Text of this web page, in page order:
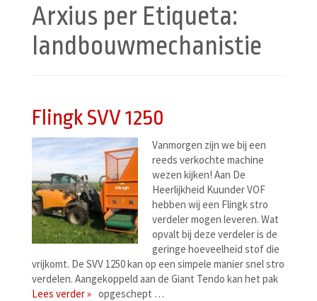
Arxius per Etiqueta:
landbouwmechanistie
Flingk SVV 1250
Vanmorgen zijn we bij een
reeds verkochte machine
wezen kijken! Aan De
Heerlijkheid Kuunder VOF
hebben wij een Flingk stro
verdeler mogen leveren. Wat
opvalt bij deze verdeler is de
geringe hoeveelheid stof die
vrijkomt. De SVV 1250 kan op een simpele manier snel stro
verdelen. Aangekoppeld aan de Giant Tendo kan het pak
opgeschept …
Lees verder »